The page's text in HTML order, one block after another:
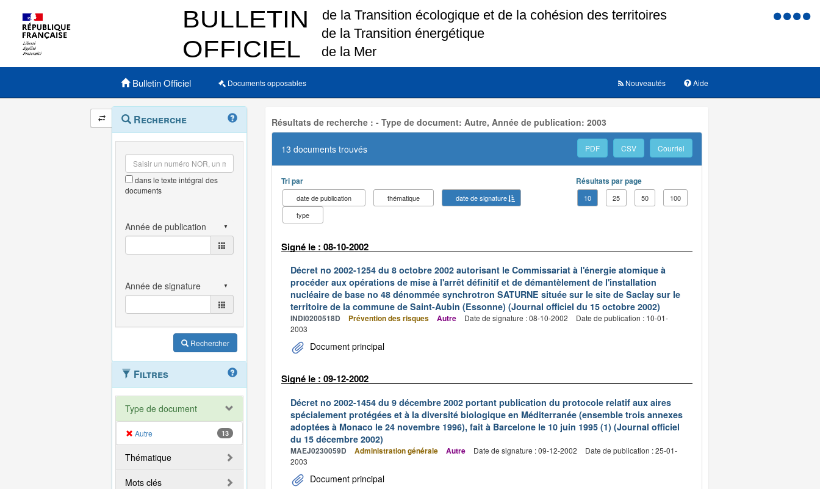
Menu
Menu principal
Bulletin Officiel Documents opposables Aide
Nouveautés
Navigation
et
outils
annexes
Menu
contextuel
Recherche
dans le texte intégral des
documents
Rechercher
Filtres
Type de document
Autre 13
Thématique
Mots clés
Résultats de recherche : - Type de document: Autre, Année de publication: 2003
13 documents trouvés PDF CSV Courriel
Tri par
date de publication thématique
date de signature
type
Résultats par page
10 25 50 100
Signé le : 08-10-2002
Décret no 2002-1254 du 8 octobre 2002 autorisant le Commissariat à l'énergie atomique à
procéder aux opérations de mise à l'arrêt définitif et de démantèlement de l'installation
nucléaire de base no 48 dénommée synchrotron SATURNE située sur le site de Saclay sur le
territoire de la commune de Saint-Aubin (Essonne) (Journal officiel du 15 octobre 2002)
INDI0200518D Prévention des risques Autre Date de signature : 08-10-2002
Date de publication : 10-01-
2003
Document principal
Signé le : 09-12-2002
Décret no 2002-1454 du 9 décembre 2002 portant publication du protocole relatif aux aires
spécialement protégées et à la diversité biologique en Méditerranée (ensemble trois annexes
adoptées à Monaco le 24 novembre 1996), fait à Barcelone le 10 juin 1995 (1) (Journal officiel
du 15 décembre 2002)
MAEJ0230059D Administration générale Autre Date de signature : 09-12-2002
Date de publication : 25-01-
2003
Document principal